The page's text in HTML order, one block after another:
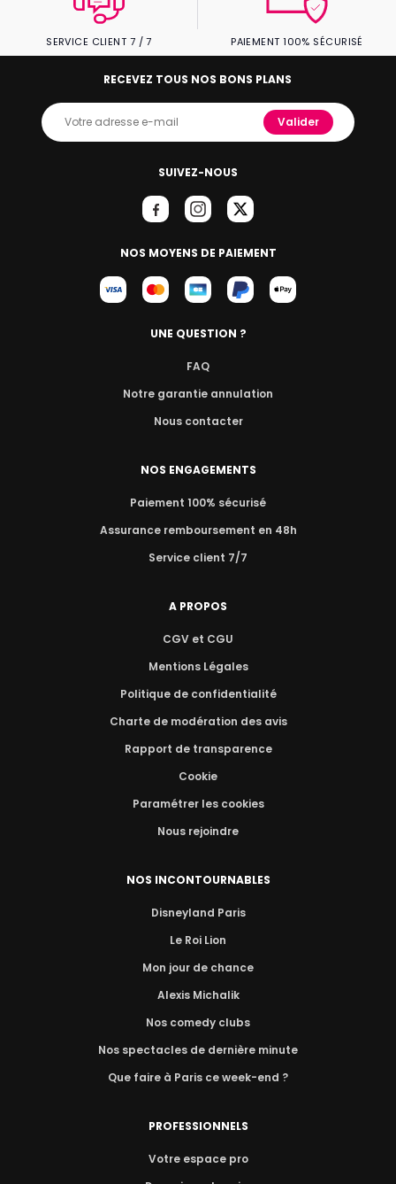
SERVICE CLIENT 7 / 7 PAIEMENT 100% SÉCURISÉ
SUIVEZ-NOUS
NOS MOYENS DE PAIEMENT
RECEVEZ TOUS NOS BONS PLANS
Valider
UNE QUESTION ?
FAQ
Notre garantie annulation
Nous contacter
NOS ENGAGEMENTS
Paiement 100% sécurisé
Assurance remboursement en 48h
Service client 7/7
A PROPOS
CGV et CGU
Mentions Légales
Politique de confidentialité
Charte de modération des avis
Rapport de transparence
Cookie
Paramétrer les cookies
Nous rejoindre
NOS INCONTOURNABLES
Disneyland Paris
Le Roi Lion
Mon jour de chance
Alexis Michalik
Nos comedy clubs
Nos spectacles de dernière minute
Que faire à Paris ce week-end ?
PROFESSIONNELS
Votre espace pro